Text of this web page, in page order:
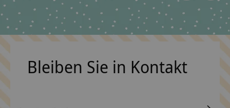
Carousel items
Bleiben Sie in Kontakt